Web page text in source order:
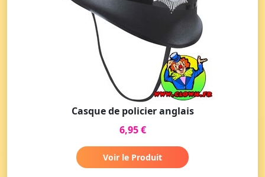
Casque de policier anglais
6,95 €
Voir le Produit